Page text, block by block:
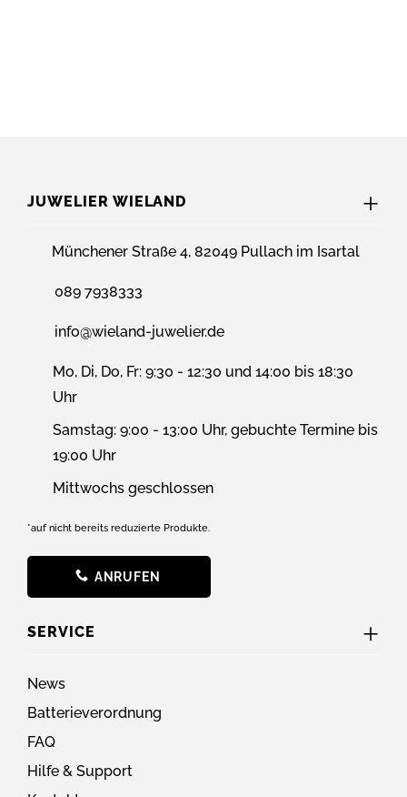
JUWELIER WIELAND
Münchener Straße 4, 82049 Pullach im Isartal
089 7938333
info@wieland-juwelier.de
Mo, Di, Do, Fr: 9:30 - 12:30 und 14:00 bis 18:30
Uhr
Samstag: 9:00 - 13:00 Uhr, gebuchte Termine bis
19:00 Uhr
Mittwochs geschlossen
*auf nicht bereits reduzierte Produkte.
ANRUFEN
SERVICE
News
Batterieverordnung
FAQ
Hilfe & Support